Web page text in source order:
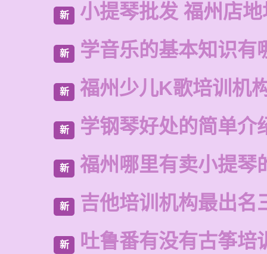
新 小提琴批发 福州店
新 学音乐的基本知识有
新 福州少儿K歌培训机
新 学钢琴好处的简单介
新 福州哪里有卖小提琴
新 吉他培训机构最出名
新 吐鲁番有没有古筝培